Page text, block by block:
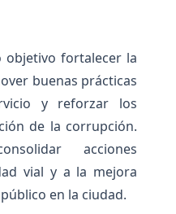
objetivo fortalecer la
buenas prácticas
y reforzar los
de la corrupción.
acciones
vial y a la mejora
en la ciudad.